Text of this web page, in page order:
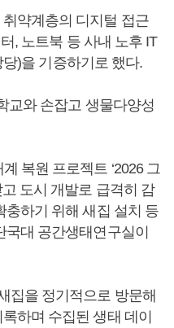
약계층의 디지털 접근
, 노트북 등 사내 노후 IT
)을 기증하기로 했다.
교와 손잡고 생물다양성
복원 프로젝트 ‘2026 그
도시 개발로 급격히 감
충하기 위해 새집 설치 등
국대 공간생태연구실이
집을 정기적으로 방문해
하며 수집된 생태 데이